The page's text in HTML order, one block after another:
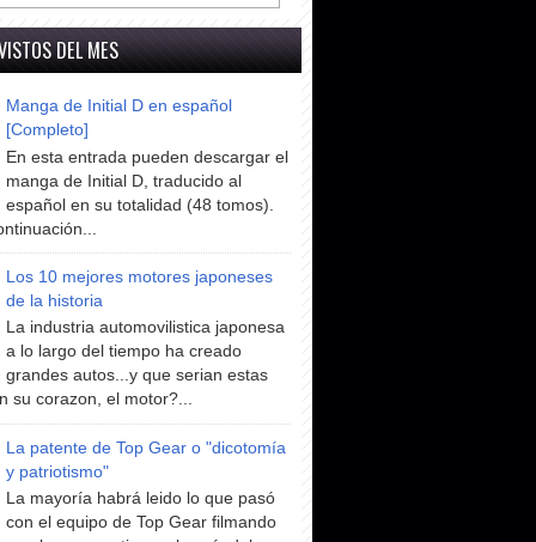
DEL MES
Manga de Initial D en español
[Completo]
En esta entrada pueden descargar el
manga de Initial D, traducido al
español en su totalidad (48 tomos).
Los 10 mejores motores japoneses
de la historia
La industria automovilistica japonesa
a lo largo del tiempo ha creado
grandes autos...y que serian estas
su corazon, el motor?...
La patente de Top Gear o "dicotomía
y patriotismo"
La mayoría habrá leido lo que pasó
con el equipo de Top Gear filmando